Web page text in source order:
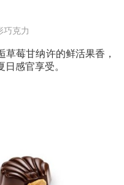
巧克力
莓甘纳许的鲜活果香，
感官享受。